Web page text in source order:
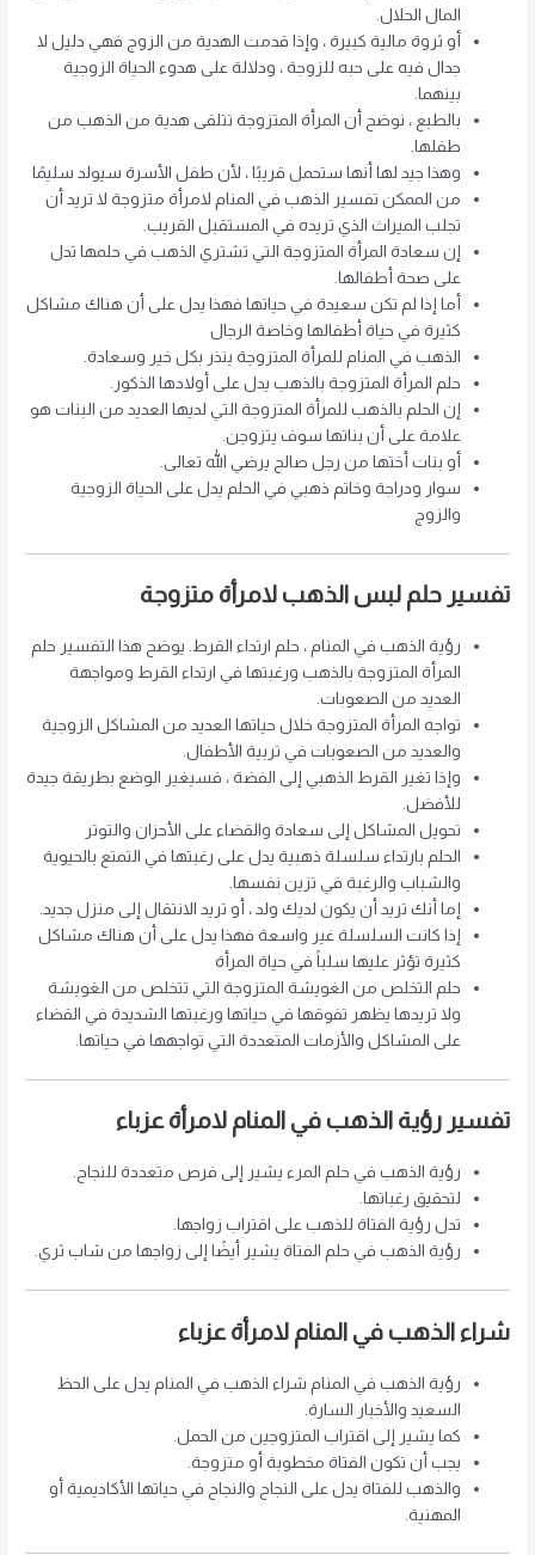
المال الحلال.
أو ثروة مالية كبيرة ، وإذا قدمت الهدية من الزوج فهي دليل لا
جدال فيه على حبه للزوجة ، ودلالة على هدوء الحياة الزوجية
بينهما.
بالطبع ، نوضح أن المرأة المتزوجة تتلقى هدية من الذهب من
طفلها.
وهذا جيد لها أنها ستحمل قريبًا ، لأن طفل الأسرة سيولد سليمًا
من الممكن تفسير الذهب في المنام لامرأة متزوجة لا تريد أن
تجلب الميراث الذي تريده في المستقبل القريب.
إن سعادة المرأة المتزوجة التي تشتري الذهب في حلمها تدل
على صحة أطفالها.
أما إذا لم تكن سعيدة في حياتها فهذا يدل على أن هناك مشاكل
كثيرة في حياة أطفالها وخاصة الرجال
الذهب في المنام للمرأة المتزوجة ينذر بكل خير وسعادة.
حلم المرأة المتزوجة بالذهب يدل على أولادها الذكور.
إن الحلم بالذهب للمرأة المتزوجة التي لديها العديد من البنات هو
علامة على أن بناتها سوف يتزوجن.
أو بنات أختها من رجل صالح يرضي الله تعالى.
سوار ودراجة وخاتم ذهبي في الحلم يدل على الحياة الزوجية
والزوج
تفسير حلم لبس الذهب لامرأة متزوجة
رؤية الذهب في المنام ، حلم ارتداء القرط. يوضح هذا التفسير حلم
المرأة المتزوجة بالذهب ورغبتها في ارتداء القرط ومواجهة
العديد من الصعوبات.
تواجه المرأة المتزوجة خلال حياتها العديد من المشاكل الزوجية
والعديد من الصعوبات في تربية الأطفال.
وإذا تغير القرط الذهبي إلى الفضة ، فسيغير الوضع بطريقة جيدة
للأفضل.
تحويل المشاكل إلى سعادة والقضاء على الأحزان والتوتر
الحلم بارتداء سلسلة ذهبية يدل على رغبتها في التمتع بالحيوية
والشباب والرغبة في تزين نفسها.
إما أنك تريد أن يكون لديك ولد ، أو تريد الانتقال إلى منزل جديد.
إذا كانت السلسلة غير واسعة فهذا يدل على أن هناك مشاكل
كثيرة تؤثر عليها سلباً في حياة المرأة
حلم التخلص من الغويشة المتزوجة التي تتخلص من الغويشة
ولا تريدها يظهر تفوقها في حياتها ورغبتها الشديدة في القضاء
على المشاكل والأزمات المتعددة التي تواجهها في حياتها.
تفسير رؤية الذهب في المنام لامرأة عزباء
رؤية الذهب في حلم المرء يشير إلى فرص متعددة للنجاح.
لتحقيق رغباتها.
تدل رؤية الفتاة للذهب على اقتراب زواجها.
رؤية الذهب في حلم الفتاة يشير أيضًا إلى زواجها من شاب ثري.
شراء الذهب في المنام لامرأة عزباء
رؤية الذهب في المنام شراء الذهب في المنام يدل على الحظ
السعيد والأخبار السارة.
كما يشير إلى اقتراب المتزوجين من الحمل.
يجب أن تكون الفتاة مخطوبة أو متزوجة.
والذهب للفتاة يدل على النجاح والنجاح في حياتها الأكاديمية أو
المهنية.